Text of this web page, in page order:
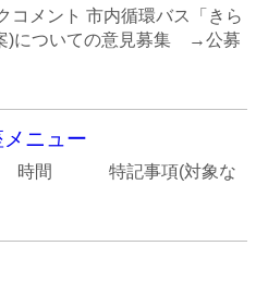
コメント 市内循環バス「きら
)についての意見募集 →公募
ニュー
時間 特記事項(対象な